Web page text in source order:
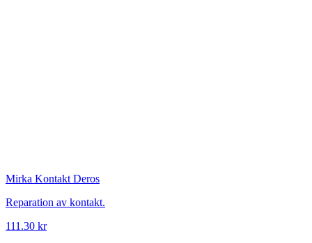
Mirka Kontakt Deros
Reparation av kontakt.
111.30 kr